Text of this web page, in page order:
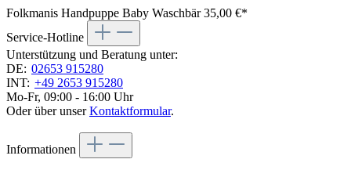
Folkmanis Handpuppe Baby Waschbär35,00 €*
Service-Hotline
Unterstützung und Beratung unter:
DE: 02653 915280
INT: +49 2653 915280
Mo-Fr, 09:00 - 16:00 Uhr
Oder über unserKontaktformular.
Informationen